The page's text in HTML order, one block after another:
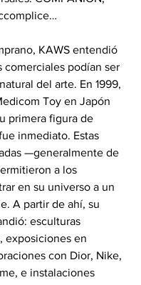
KAWS entendió
comerciales podían ser
del arte. En 1999,
Toy en Japón
primera figura de
inmediato. Estas
—generalmente de
a los
en su universo a un
A partir de ahí, su
esculturas
exposiciones en
con Dior, Nike,
e instalaciones